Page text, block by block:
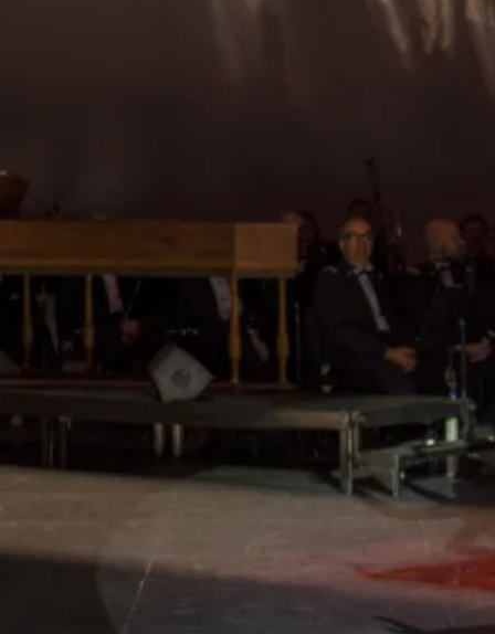
Son Xavier Jacquot et Samuel Mazzotti
Mixage films Jan Vysocky
Étalonnage films Yannig Wellmann
Prise de son films Terence Meunier et Fanny Weinzaepflen
Régie tournage Olivia Lindon
Costumes Millaray Angulo
Perruques KEIONA
Répertoire musical Boccherini, Scarlatti, Rameau, Vivaldi,
Bach, Julius Eastman et le Ballet royal de la Nuit
(anonymes) pour une transcription d’harmonie, instruments
À la mémoire de Nicole Regnier, documentaliste et faiseuse
de vocations.
Production Le Grand Gardon Blanc + House of HMU
Avec le soutien de la Direction Générale de la Création